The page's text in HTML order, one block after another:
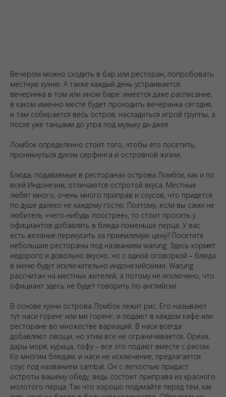
Вечером можно сходить в бар или ресторан, попробовать
местную кухню. А также каждый день устраивается
вечеринка в том или ином баре: имеется даже расписание,
в каком именно месте будет проходить вечеринка сегодня,
и там собирается весь остров, насладиться игрой группы, а
после уже танцами до утра под музыку ди-джея.
Ломбок определенно стоит того, чтобы его посетить,
проникнуться духом серфинга и островной жизни.
Блюда, подаваемые в ресторанах острова Ломбок, как и по
всей Индонезии, отличаются остротой вкуса. Местные
любят много, очень много приправ и соусов, что придется
по душе далеко не каждому гостю. Поэтому, если вы сами не
любитель «чего-нибудь поострее», то стоит просить у
официантов добавлять в блюда поменьше перца. У вас
есть желание перекусить за приемлемую цену? Посетите
небольшие рестораны под названием warung. Здесь кормят
недорого и довольно вкусно, но с одной оговоркой – блюда
в меню будут исключительно индонезийскими. Warung
рассчитан на местных жителей, а потому не исключено, что
официант здесь не будет говорить по-английски.
В основе кухни острова Ломбок лежит рис. Его называют
тут наси горенг или ми горенг, и подают в каждом кафе или
ресторане во множестве вариаций. В наси всегда
добавляют овощи, но этим все не ограничивается. Орехи,
дары моря, курица, тофу – все это подают вместе с рисом.
Ко многим блюдам, и наси не исключение, предлагается
соус под названием sambal. Он с легкостью придаст
остроты вашему обеду, ведь состоит приправа из красного
молотого перца. Так что хорошо подумайте перед тем, как